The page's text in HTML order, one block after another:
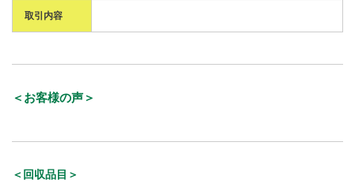
取引内容
＜お客様の声＞
＜回収品目＞